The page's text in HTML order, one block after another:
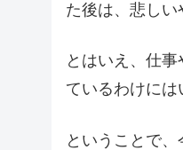
た後は、悲しい
とはいえ、仕
ているわけには
ということで